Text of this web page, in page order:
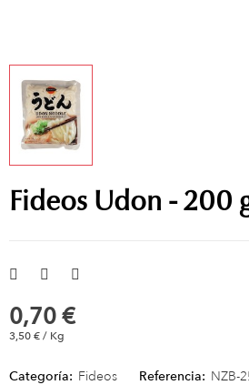
Fideos Udon - 200
0,70 €
3,50 € / Kg
Categoría: Fideos Referencia: NZB-